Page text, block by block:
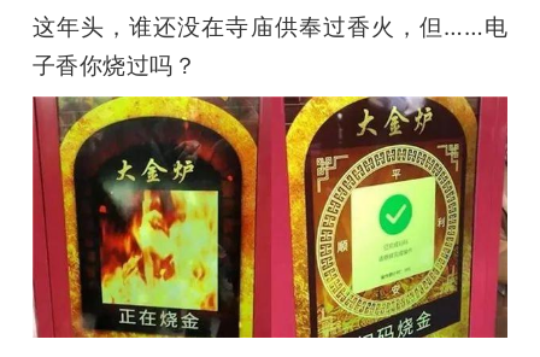
GAIR
题
爱
这年头，谁还没在寺庙供奉过香火，但……电
子香你烧过吗？